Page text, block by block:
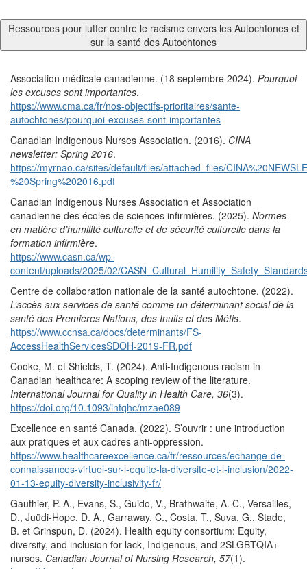
Ressources pour lutter contre le racisme envers les Autochtones et
sur la santé des Autochtones
Association médicale canadienne. (18 septembre 2024). Pourquoi
les excuses sont importantes.
https://www.cma.ca/fr/nos-objectifs-prioritaires/sante-
autochtones/pourquoi-excuses-sont-importantes
Canadian Indigenous Nurses Association. (2016). CINA
newsletter: Spring 2016.
https://myrnao.ca/sites/default/files/attached_files/
%20Spring%202016.pdf
Canadian Indigenous Nurses Association et Association
canadienne des écoles de sciences infirmières. (2025). Normes
en matière d’humilité culturelle et de sécurité culturelle dans la
formation infirmière.
https://www.casn.ca/wp-
content/uploads/2025/02/
Centre de collaboration nationale de la santé autochtone. (2022).
L’accès aux services de santé comme un déterminant social de la
santé des Premières Nations, des Inuits et des Métis.
https://www.ccnsa.ca/docs/determinants/FS-
AccessHealthServicesSDOH-2019-FR.pdf
Cooke, M. et Shields, T. (2024). Anti-Indigenous racism in
Canadian healthcare: A scoping review of the literature.
International Journal for Quality in Health Care, 36(3).
https://doi.org/10.1093/intqhc/mzae089
Excellence en santé Canada. (2022). S’ouvrir : une introduction
aux pratiques et aux cadres anti-oppression.
https://www.healthcareexcellence.ca/fr/ressources/echange-de-
connaissances-virtuel-sur-l-equite-la-diversite-et-l-inclusion/2022-
01-13-equity-diversity-inclusivity-fr/
Gauthier, P. A., Evans, S., Guido, V., Brathwaite, A. C., Versailles,
D., Juüdi-Hope, D. A., Garraway, C., Costa, T., Suva, G., Stade,
B. et Grinspun, D. (2024). Health equity consortium: Equity,
diversity, and inclusion for lack, Indigenous, and 2SLGBTQIA+
nurses. Canadian Journal of Nursing Research, 57(1).